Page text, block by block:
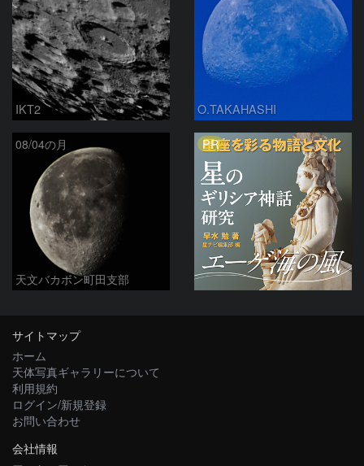
IKT2 O.TAKAHASHI
08/04の月
天文バカボン町田支部
PR
サイトマップ
ホーム
天体写真ギャラリーについて
利用規約
ログイン/新規登録
お問い合わせ
会社情報